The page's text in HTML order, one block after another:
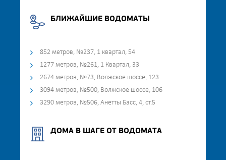
БЛИЖАЙШИЕ ВОДОМАТЫ
852 метров, №237, 1 квартал, 54
1277 метров, №261, 1 Квартал, 33
2674 метров, №73, Волжское шоссе, 123
3094 метров, №500, Волжское шоссе, 106
3290 метров, №506, Анетты Басс, 4, ст.5
ДОМА В ШАГЕ ОТ ВОДОМАТА